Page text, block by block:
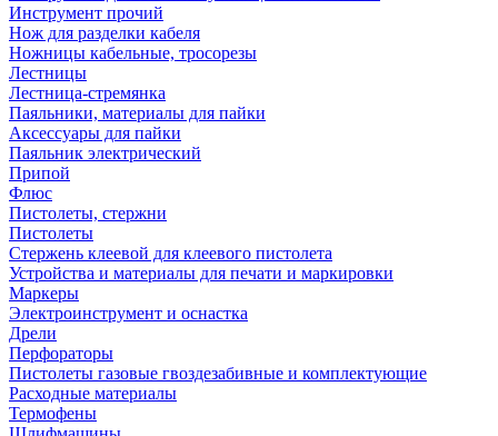
Инструмент прочий
Нож для разделки кабеля
Ножницы кабельные, тросорезы
Лестницы
Лестница-стремянка
Паяльники, материалы для пайки
Аксессуары для пайки
Паяльник электрический
Припой
Флюс
Пистолеты, стержни
Пистолеты
Стержень клеевой для клеевого пистолета
Устройства и материалы для печати и маркировки
Маркеры
Электроинструмент и оснастка
Дрели
Перфораторы
Пистолеты газовые гвоздезабивные и комплектующие
Расходные материалы
Термофены